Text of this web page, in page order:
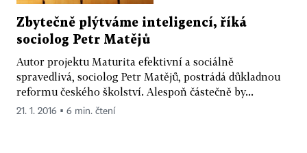
Zbytečně plýtváme inteligencí, říká
sociolog Petr Matějů
Autor projektu Maturita efektivní a sociálně
spravedlivá, sociolog Petr Matějů, postrádá důkladnou
reformu českého školství. Alespoň částečně by...
21. 1. 2016 ▪ 6 min. čtení